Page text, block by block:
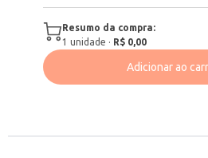
Resumo da compra:
1 unidade · R$ 0,00
Adicionar ao